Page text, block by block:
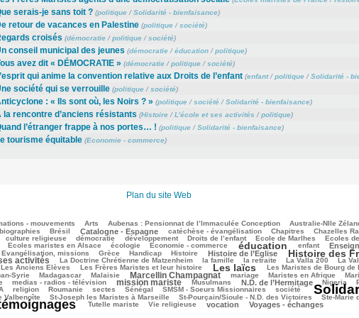
serais-je sans toit ? (politique/Solidarité - bienfaisance)
retour de vacances en Palestine (politique/société)
croisés (démocratie/politique/ société)
conseil municipal des jeunes (démocratie/éducation/politique)
avez dit « DÉMOCRATIE » (démocratie/politique/ société)
qui anime la convention relative aux Droits de l’enfant (enfant/politique/Solidarité -
société qui se verrouille (politique/ société)
: « Ils sont où, les Noirs ? » (politique/société/Solidarité - bienfaisance)
la rencontre d’anciens résistants (Histoire/L’école et ses activités /politique)
l’étranger frappe à nos portes… ! (politique/Solidarité - bienfaisance)
tourisme équitable (Economie - commerce)
Plan du site Web
- mouvements Arts Aubenas : Pensionnat de l’Immaculée Conception Australie-Nlle
biographies Brésil Catalogne - Espagne catéchèse - évangélisation Chapitres Chazelles
culture religieuse démocratie développement Droits de l’enfant Ecole de Marlhes Ecoles
Ecoles maristes en Alsace écologie Economie - commerce éducation enfant
Evangélisation, missions Grèce Handicap Histoire Histoire de l’Eglise Histoire des
activités La Doctrine Chrétienne de Matzenheim la famille la retraite La Valla 200 La
Les Anciens Elèves Les Frères Maristes et leur histoire Les laïcs Les Maristes de Bourg de
Syrie Madagascar Malaisie Marcellin Champagnat mariage Maristes en Afrique
medias - radios - télévision mission mariste Musulmans N.D. de l’Hermitage Nigeria
religion Roumanie sectes Sénégal SMSM - Soeurs Missionnaires société
Valbenoîte St-Joseph les Maristes à Marseille St-Pourçain/Sioule - N.D. des Victoires Ste-Marie
Tutelle mariste Vie religieuse vocation Voyages - échanges